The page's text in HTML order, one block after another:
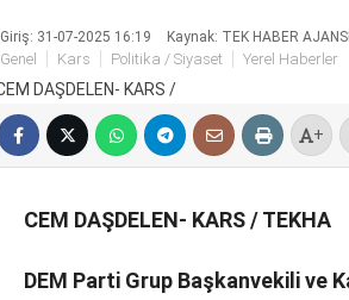
Giriş: 31-07-2025 16:19 Kaynak: TEK HABER
Genel Kars Politika / Siyaset Yerel Haberler
+
CEM DAŞDELEN- KARS / TEKHA
DEM Parti Grup Başkanvekili ve